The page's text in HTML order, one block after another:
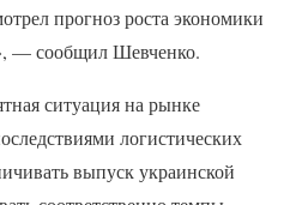
прогноз роста экономики
— сообщил Шевченко.
ситуация на рынке
логистических
выпуск украинской